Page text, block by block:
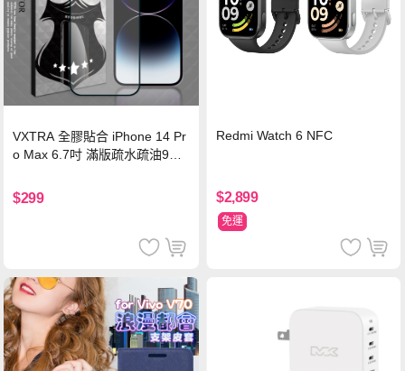
VXTRA 全膠貼合 iPhone 14 Pr
o Max 6.7吋 滿版疏水疏油9H
$299
Redmi Watch 6 NFC
$2,899
免運